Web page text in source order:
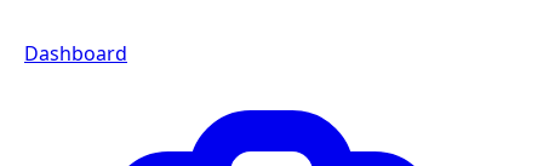
Dashboard